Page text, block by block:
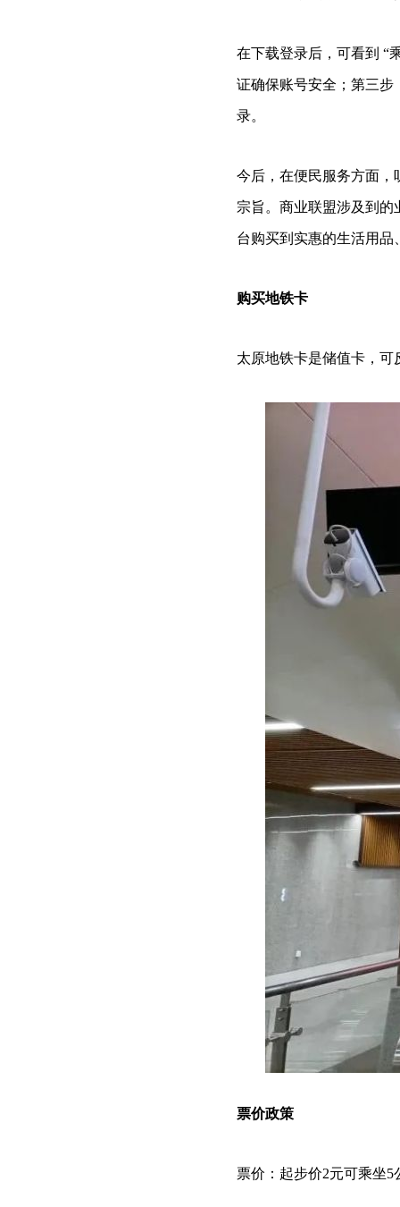
在下载登录后，可看到 “
证确保账号安全；第三步
录。
今后，在便民服务方面，
宗旨。商业联盟涉及到的
台购买到实惠的生活用
购买地铁卡
太原地铁卡是储值卡，可
票价政策
票价：起步价2元可乘坐